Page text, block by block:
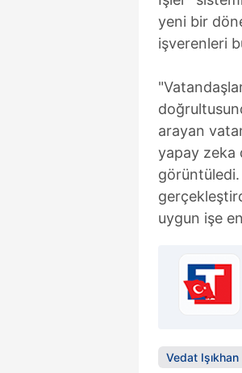
yeni bir
işverenleri
arayan
yapay zeka
uygun işe
Vedat Işıkhan